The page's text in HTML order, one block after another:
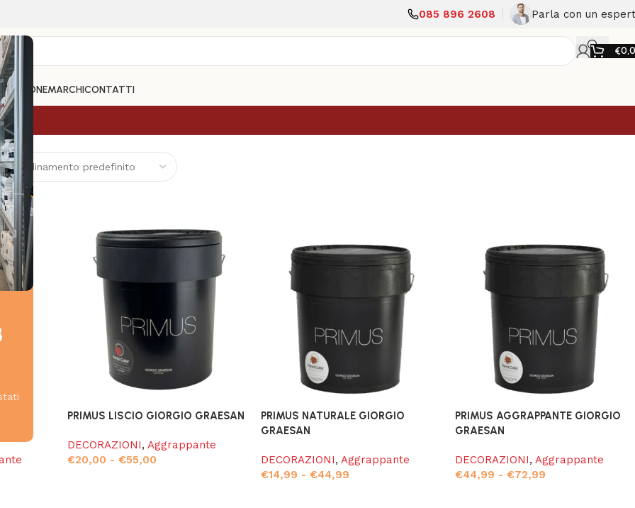
085 896 2608 Parla con un
€
MARCHICONTATTI
PRIMUS LISCIO GIORGIO GRAESAN
DECORAZIONI, Aggrappante
€20,00 - €55,00
PRIMUS NATURALE GIORGIO
GRAESAN
DECORAZIONI, Aggrappante
€14,99 - €44,99
PRIMUS AGGRAPPANTE GIORGIO
GRAESAN
DECORAZIONI, Aggrappante
€44,99 - €72,99